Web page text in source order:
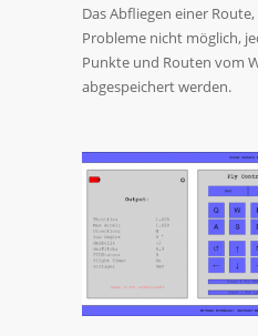
Das Abfliegen einer
Probleme nicht möglich,
Punkte und Routen vom
abgespeichert werden.